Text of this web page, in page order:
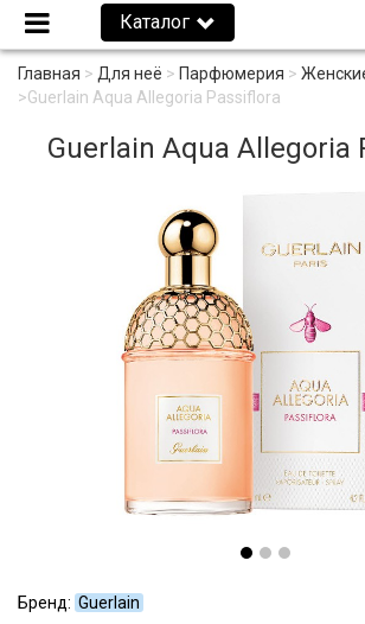
Каталог
Главная > Для неё > Парфюмерия >
>Guerlain Aqua Allegoria Passiflora
Guerlain Aqua Allegoria
Бренд: Guerlain